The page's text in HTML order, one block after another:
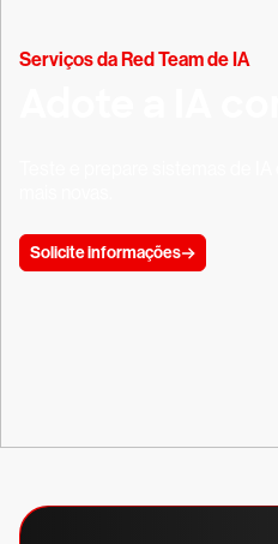
Serviços da Red Team de IA
Solicite informações